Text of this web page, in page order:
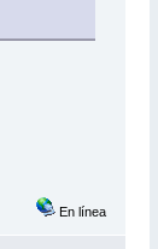
En línea